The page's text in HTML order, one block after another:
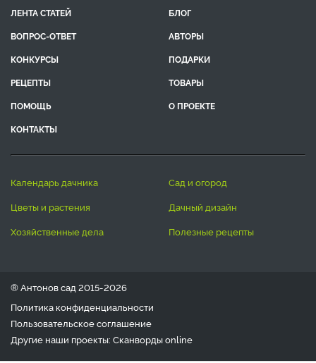
ЛЕНТА СТАТЕЙ
БЛОГ
ВОПРОС-ОТВЕТ
АВТОРЫ
КОНКУРСЫ
ПОДАРКИ
РЕЦЕПТЫ
ТОВАРЫ
ПОМОЩЬ
О ПРОЕКТЕ
КОНТАКТЫ
календарь дачника
сад и огород
цветы и растения
дачный дизайн
хозяйственные дела
полезные рецепты
® Антонов сад 2015-2026
Политика конфиденциальности
Пользовательское соглашение
Другие наши проекты: Сканвордыonline